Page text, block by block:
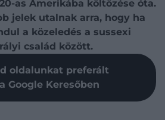
as Amerikába költözése óta.
jelek utalnak arra, hogy ha
a közeledés a sussexi
család között.
oldalunkat preferált
Google Keresőben